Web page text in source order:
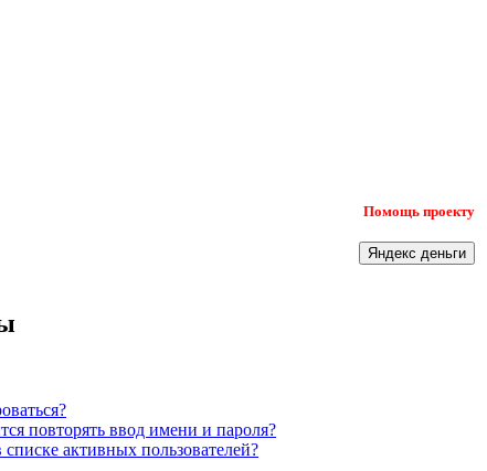
Помощь проекту
повторять ввод имени и пароля?
активных пользователей?